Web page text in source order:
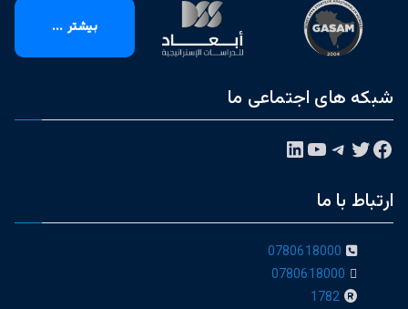
بیشتر ...
شبکه های اجتماعی ما
فیس‌بوکتوییتر تلگرام یوتیوبلینکداین
ارتباط با ما
0780618000
0780618000
1782